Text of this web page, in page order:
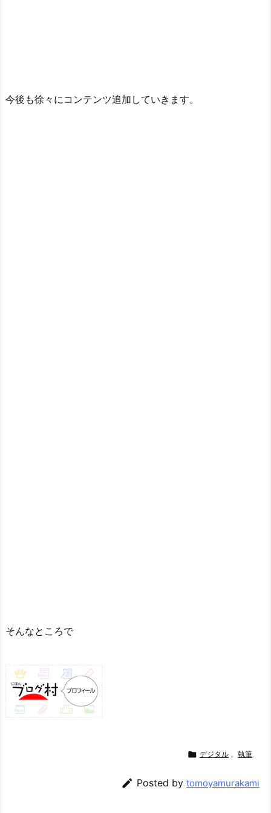
今後も徐々にコンテンツ追加していきます。
そんなところで
 デジタル , 執筆
 Posted by tomoyamurakami